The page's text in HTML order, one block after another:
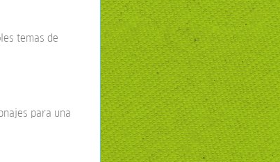
temas de
para una